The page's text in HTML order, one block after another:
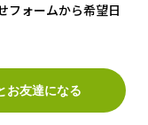
フォームから希望日
お友達になる